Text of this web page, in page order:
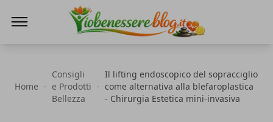
Home
Consigli
e Prodotti
Bellezza
Il lifting endoscopico del sopracciglio
come alternativa alla blefaroplastica
- Chirurgia Estetica mini-invasiva